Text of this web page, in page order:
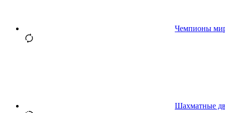
Чемпионы
Шахматные